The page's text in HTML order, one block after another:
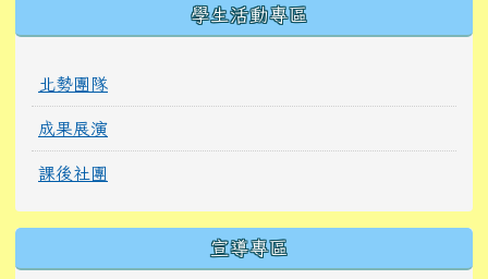
學生活動專區
北勢團隊
成果展演
課後社團
宣導專區